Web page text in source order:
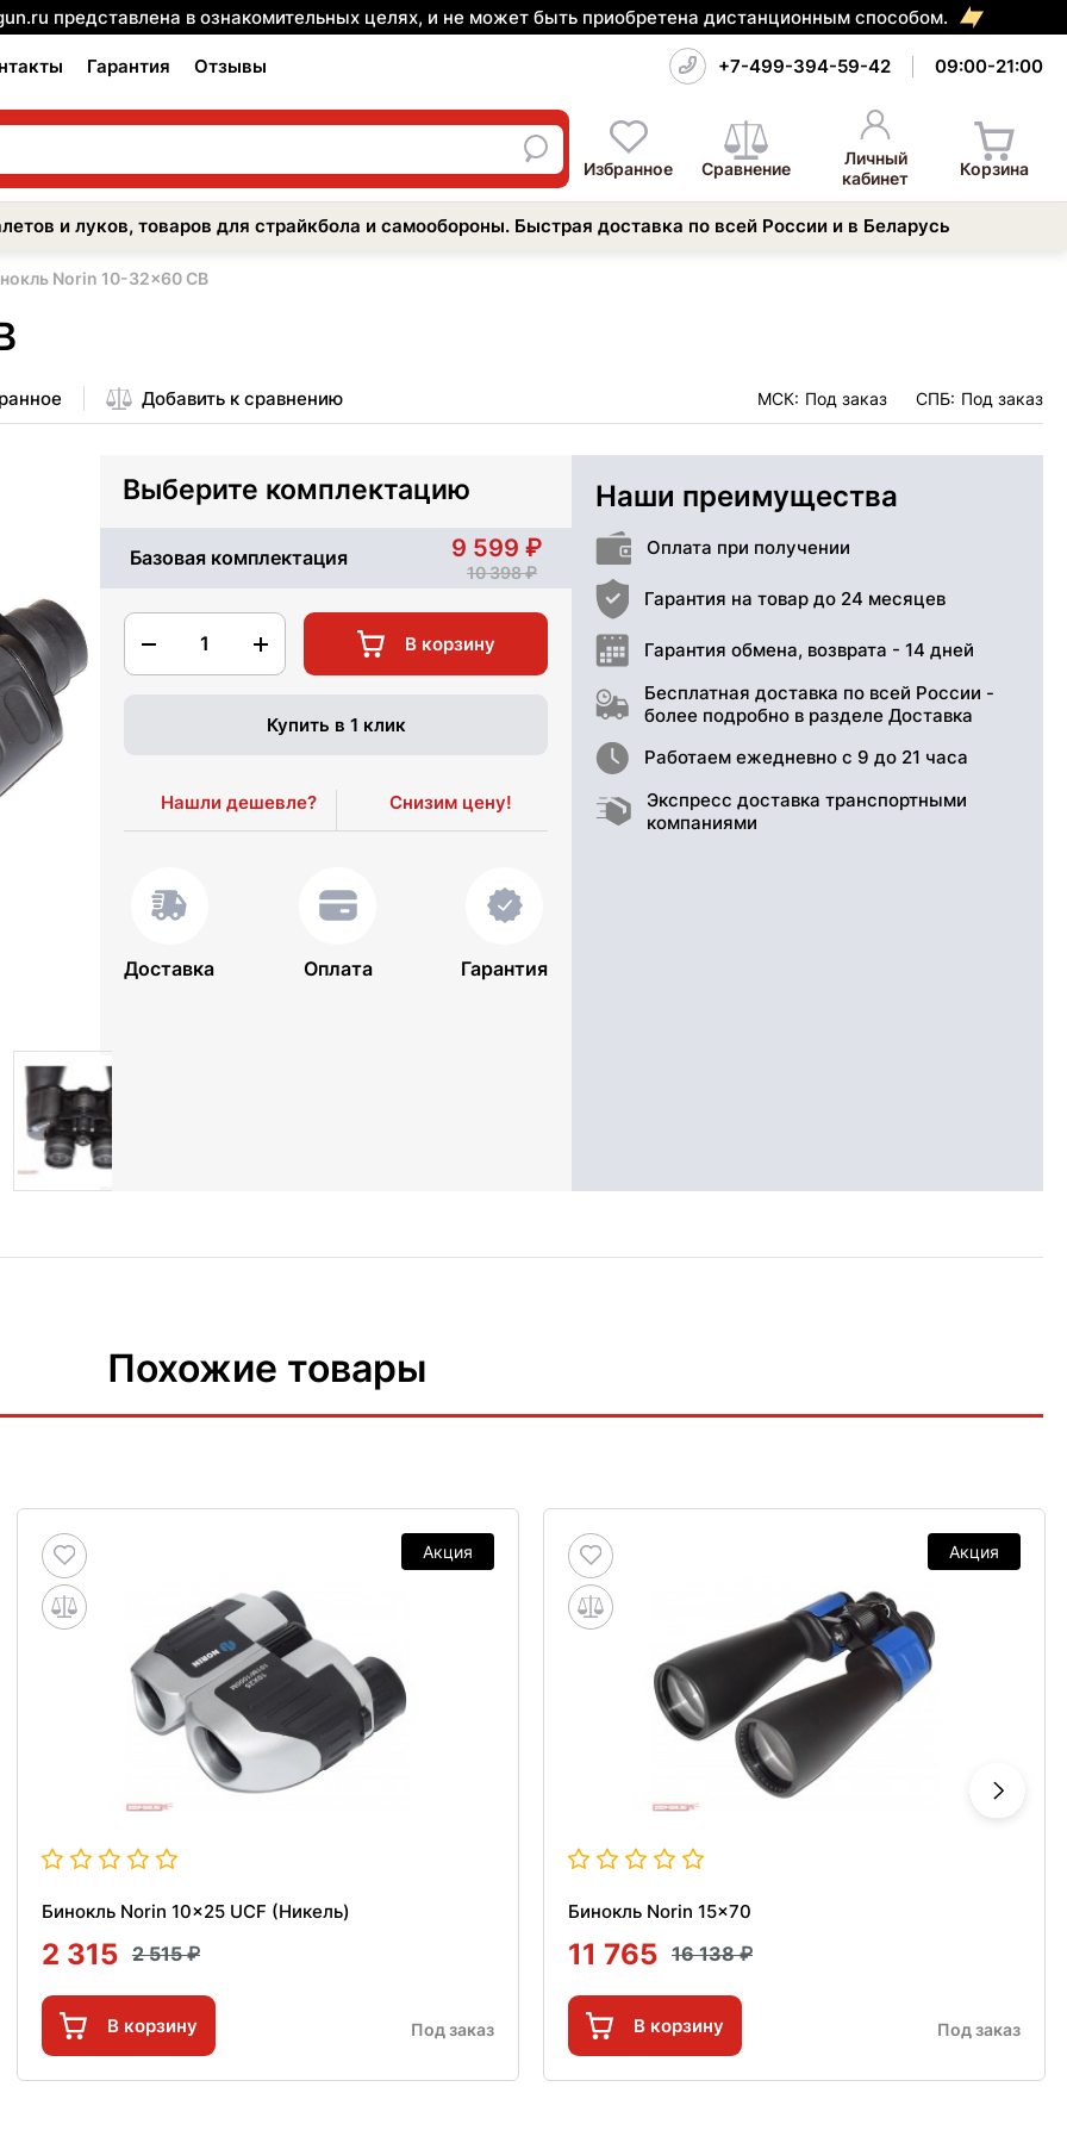
представлена в ознакомительных целях, и не может быть приобретена дистанционным способом.
Гарантия Отзывы +7-499-394-59-42 09:00-21:00
Избранное Сравнение
Личный
кабинет
Корзина
и луков, товаров для страйкбола и самообороны. Быстрая доставка по всей России и в Беларусь
Norin 10-32x60 CB
Добавить к сравнению МСК: Под заказ СПБ: Под заказ
Выберите комплектацию
Базовая комплектация 9 599
10 398
1 В корзину
Купить в 1 клик
Нашли дешевле? Снизим цену!
Доставка Оплата Гарантия
Наши преимущества
Оплата при получении
Гарантия на товар до 24 месяцев
Гарантия обмена, возврата - 14 дней
Бесплатная доставка по всей России -
более подробно в разделе Доставка
Работаем ежедневно с 9 до 21 часа
Экспресс доставка транспортными
компаниями
Похожие товары
Акция
Бинокль Norin 10x25 UCF (Никель)
2 315 2 515
В корзину Под заказ
Акция
Бинокль Norin 15x70
11 765 16 138
В корзину Под заказ